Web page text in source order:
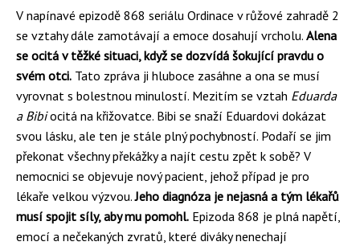
V napínavé epizodě 868 seriálu Ordinace v růžové zahradě 2
se vztahy dále zamotávají a emoce dosahují vrcholu. Alena
se ocitá v těžké situaci, když se dozvídá šokující pravdu o
svém otci. Tato zpráva ji hluboce zasáhne a ona se musí
vyrovnat s bolestnou minulostí. Mezitím se vztah Eduarda
a Bibiocitá na křižovatce. Bibi se snaží Eduardovi dokázat
svou lásku, ale ten je stále plný pochybností. Podaří se jim
překonat všechny překážky a najít cestu zpět k sobě? V
nemocnici se objevuje nový pacient, jehož případ je pro
lékaře velkou výzvou.Jeho diagnóza je nejasná a tým lékařů
musí spojit síly, aby mu pomohl. Epizoda 868 je plná napětí,
emocí a nečekaných zvratů, které diváky nenechají